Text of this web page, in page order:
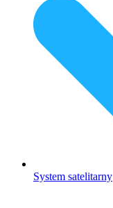
System satelitarny